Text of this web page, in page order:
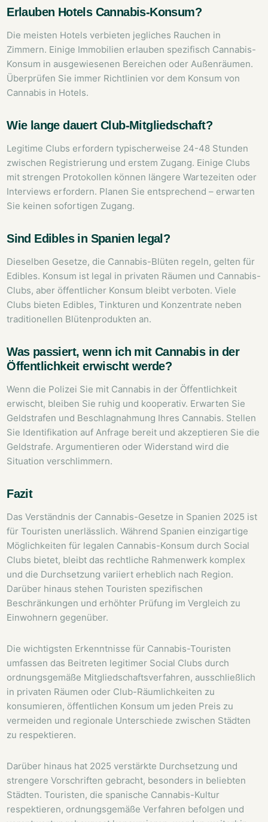
Erlauben Hotels Cannabis-Konsum?
Die meisten Hotels verbieten jegliches Rauchen in
Zimmern. Einige Immobilien erlauben spezifisch Cannabis-
Konsum in ausgewiesenen Bereichen oder Außenräumen.
Überprüfen Sie immer Richtlinien vor dem Konsum von
Cannabis in Hotels.
Wie lange dauert Club-Mitgliedschaft?
Legitime Clubs erfordern typischerweise 24-48 Stunden
zwischen Registrierung und erstem Zugang. Einige Clubs
mit strengen Protokollen können längere Wartezeiten oder
Interviews erfordern. Planen Sie entsprechend – erwarten
Sie keinen sofortigen Zugang.
Sind Edibles in Spanien legal?
Dieselben Gesetze, die Cannabis-Blüten regeln, gelten für
Edibles. Konsum ist legal in privaten Räumen und Cannabis-
Clubs, aber öffentlicher Konsum bleibt verboten. Viele
Clubs bieten Edibles, Tinkturen und Konzentrate neben
traditionellen Blütenprodukten an.
Was passiert, wenn ich mit Cannabis in der
Öffentlichkeit erwischt werde?
Wenn die Polizei Sie mit Cannabis in der Öffentlichkeit
erwischt, bleiben Sie ruhig und kooperativ. Erwarten Sie
Geldstrafen und Beschlagnahmung Ihres Cannabis. Stellen
Sie Identifikation auf Anfrage bereit und akzeptieren Sie die
Geldstrafe. Argumentieren oder Widerstand wird die
Situation verschlimmern.
Fazit
Das Verständnis der Cannabis-Gesetze in Spanien 2025 ist
für Touristen unerlässlich. Während Spanien einzigartige
Möglichkeiten für legalen Cannabis-Konsum durch Social
Clubs bietet, bleibt das rechtliche Rahmenwerk komplex
und die Durchsetzung variiert erheblich nach Region.
Darüber hinaus stehen Touristen spezifischen
Beschränkungen und erhöhter Prüfung im Vergleich zu
Einwohnern gegenüber.
Die wichtigsten Erkenntnisse für Cannabis-Touristen
umfassen das Beitreten legitimer Social Clubs durch
ordnungsgemäße Mitgliedschaftsverfahren, ausschließlich
in privaten Räumen oder Club-Räumlichkeiten zu
konsumieren, öffentlichen Konsum um jeden Preis zu
vermeiden und regionale Unterschiede zwischen Städten
zu respektieren.
Darüber hinaus hat 2025 verstärkte Durchsetzung und
strengere Vorschriften gebracht, besonders in beliebten
Städten. Touristen, die spanische Cannabis-Kultur
respektieren, ordnungsgemäße Verfahren befolgen und